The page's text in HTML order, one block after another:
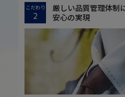
こだわり
2
厳しい品質管理体制
安心の実現